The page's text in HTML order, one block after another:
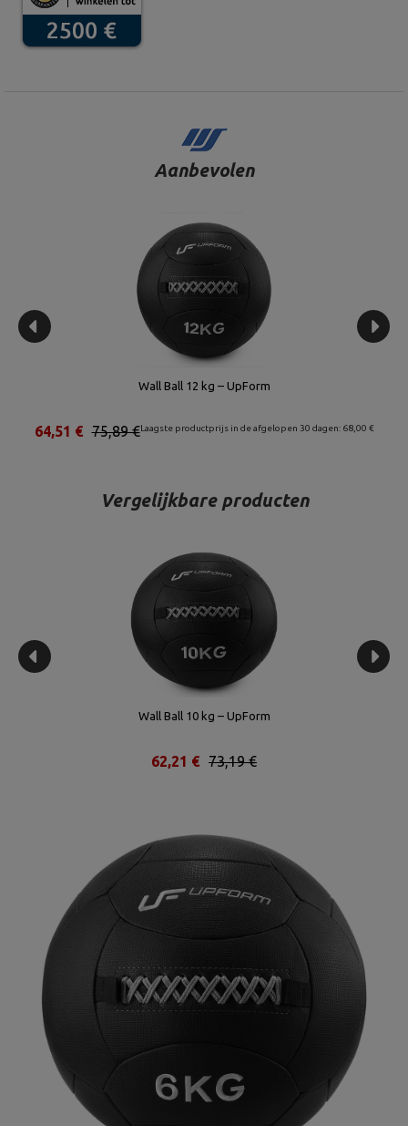
Aanbevolen
Wall Ball 12 kg – UpForm
Laagste productprijs in de afgelopen 30 dagen: 68,00 €
75,89 €
64,51 €
Vergelijkbare producten
Wall Ball 10 kg – UpForm
73,19 €
62,21 €